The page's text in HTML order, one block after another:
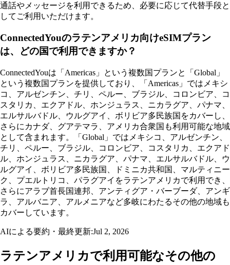
通話やメッセージを利用できるため、必要に応じて代替手段と
してご利用いただけます。
ConnectedYouのラテンアメリカ向けeSIMプラン
は、どの国で利用できますか？
ConnectedYouは「Americas」という複数国プランと「Global」
という複数国プランを提供しており、「Americas」ではメキシ
コ、アルゼンチン、チリ、ペルー、ブラジル、コロンビア、コ
スタリカ、エクアドル、ホンジュラス、ニカラグア、パナマ、
エルサルバドル、ウルグアイ、ボリビア多民族国をカバーし、
さらにカナダ、グアテマラ、アメリカ合衆国も利用可能な地域
として含まれます。「Global」ではメキシコ、アルゼンチン、
チリ、ペルー、ブラジル、コロンビア、コスタリカ、エクアド
ル、ホンジュラス、ニカラグア、パナマ、エルサルバドル、ウ
ルグアイ、ボリビア多民族国、ドミニカ共和国、マルティニー
ク、プエルトリコ、パラグアイをラテンアメリカで利用でき、
さらにアラブ首長国連邦、アンティグア・バーブーダ、アンギ
ラ、アルバニア、アルメニアなど多岐にわたるその他の地域も
カバーしています。
AIによる要約・最終更新:Jul 2, 2026
ラテンアメリカで利用可能なその他の